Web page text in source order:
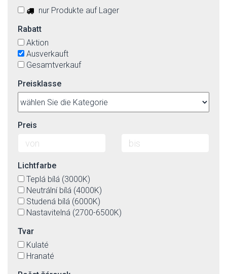
nur Produkte auf Lager
Rabatt
Aktion
Ausverkauft
Gesamtverkauf
Preisklasse
Preis
Lichtfarbe
Teplá bílá (3000K)
Neutrální bílá (4000K)
Studená bílá (6000K)
Nastavitelná (2700-6500K)
Tvar
Kulaté
Hranaté